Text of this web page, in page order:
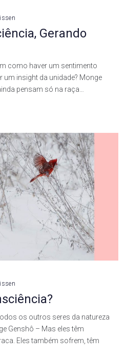
Gerando
como haver um sentimento
insight da unidade? Monge
pensam só na raça…
os outros seres da natureza
Genshô – Mas eles têm
Eles também sofrem, têm